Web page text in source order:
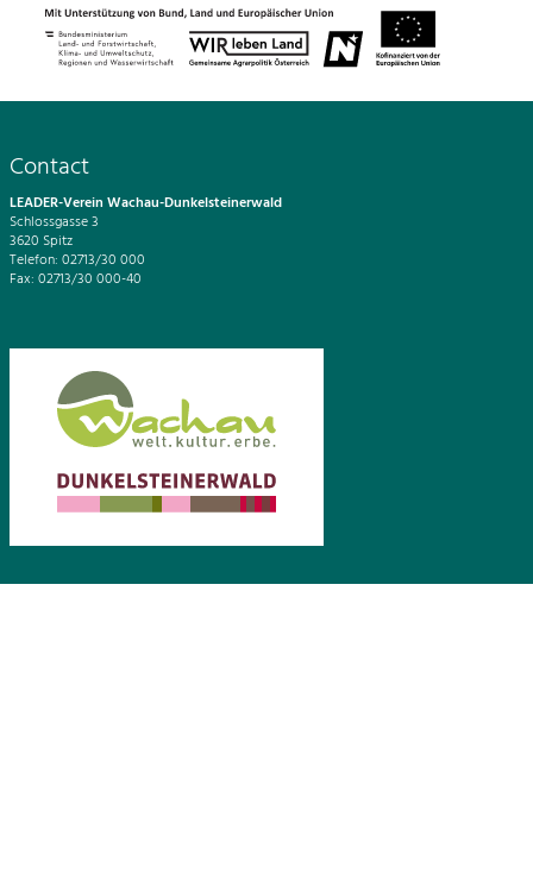
Contact
LEADER-Verein Wachau-Dunkelsteinerwald
Schlossgasse 3
3620 Spitz
Telefon: 02713/30 000
Fax: 02713/30 000-40